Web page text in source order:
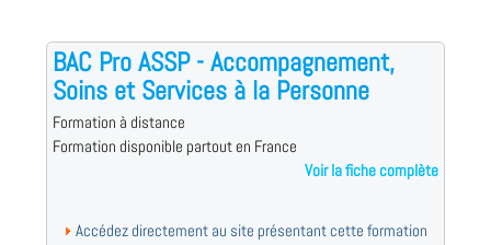
BAC Pro ASSP - Accompagnement,
Soins et Services à la Personne
Formation à distance
Formation disponible partout en France
Voir la fiche complète
Accédez directement au site présentant cette formation